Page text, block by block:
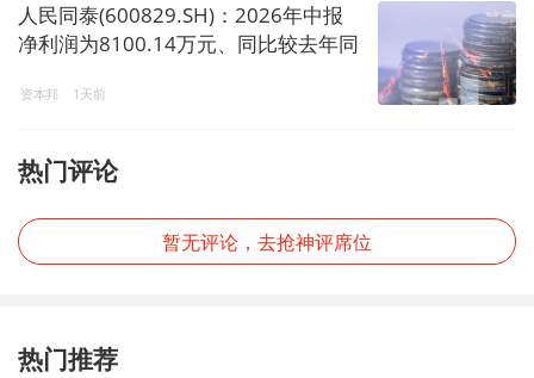
人民同泰(600829.SH)：2026年中报
净利润为8100.14万元、同比较去年同
资本邦 1天前
热门评论
暂无评论，去抢神评席位
热门推荐